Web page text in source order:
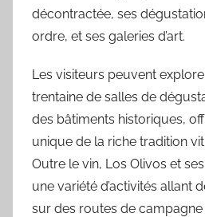
décontractée, ses
ordre, et ses galeries d’art.
Les visiteurs peuvent
trentaine de salles de
des bâtiments historiques,
unique de la riche tradition
Outre le vin, Los Olivos et
une variété d’activités allant
sur des routes de